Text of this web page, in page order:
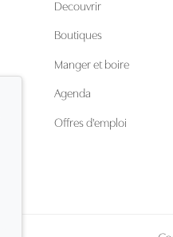
Decouvrir
Boutiques
Manger et boire
Agenda
Offres d'emploi